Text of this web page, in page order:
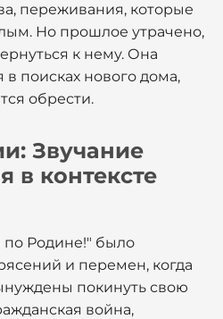
переживания, которые
Но прошлое утрачено,
к нему. Она
поисках нового дома,
обрести.
Звучание
в контексте
по Родине!" было
и перемен, когда
покинуть свою
война,